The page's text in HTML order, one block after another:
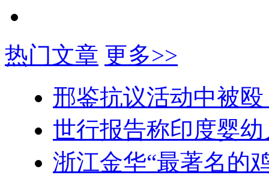
热门文章 更多>>
邢鉴抗议活动中被
世行报告称印度婴
浙江金华“最著名的